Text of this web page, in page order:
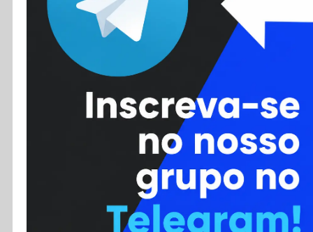
Colunas
Colaboradores
Cursos
Enviar Dica